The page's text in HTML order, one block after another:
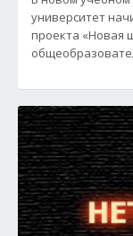
университет
проекта «Новая